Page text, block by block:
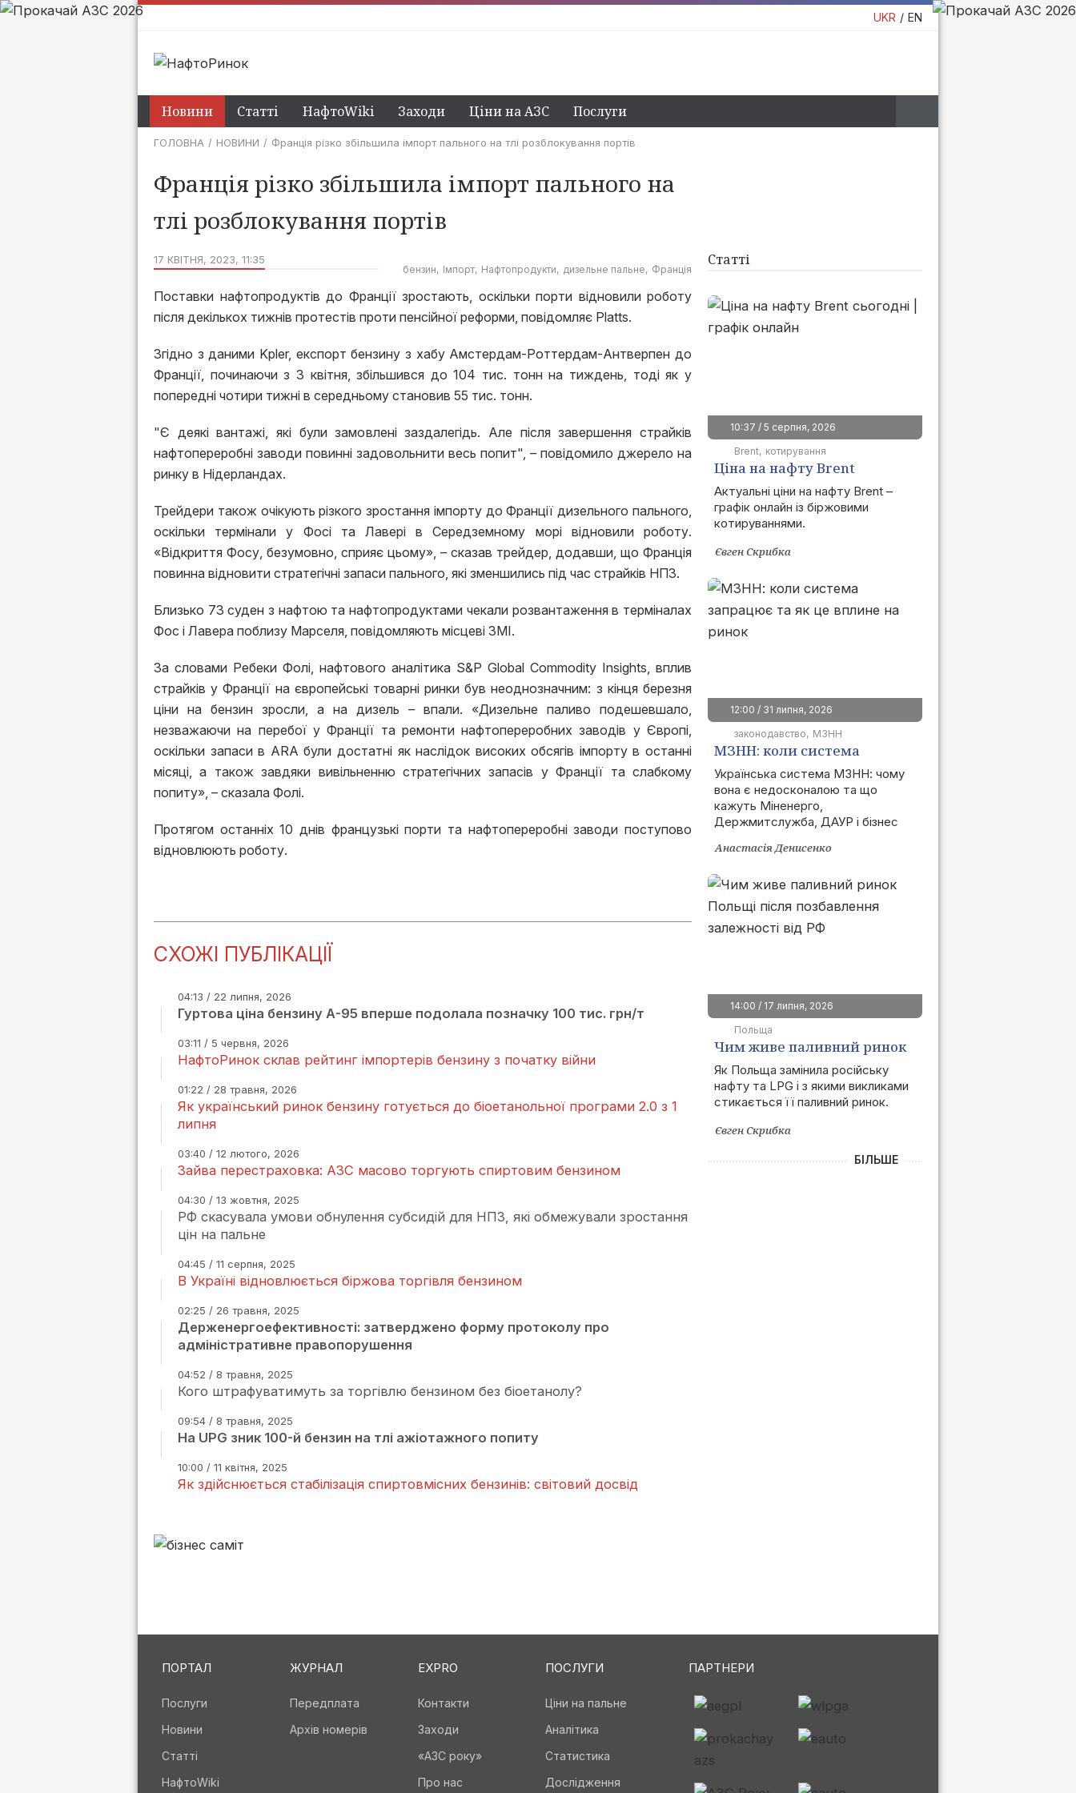
UKR EN
Новини Статті НафтоWiki Заходи Ціни на АЗС Послуги
ГОЛОВНА НОВИНИ Франція різко збільшила імпорт пального на тлі розблокування портів
Франція різко збільшила імпорт пального на
тлі розблокування портів
17 КВІТНЯ, 2023, 11:35
бензин Імпорт Нафтопродукти дизельне пальне Франція
Поставки нафтопродуктів до Франції зростають, оскільки порти відновили роботу
після декількох тижнів протестів проти пенсійної реформи, повідомляє Platts.
Згідно з даними Kpler, експорт бензину з хабу Амстердам-Роттердам-Антверпен до
Франції, починаючи з 3 квітня, збільшився до 104 тис. тонн на тиждень, тоді як у
попередні чотири тижні в середньому становив 55 тис. тонн.
"Є деякі вантажі, які були замовлені заздалегідь. Але після завершення страйків
нафтопереробні заводи повинні задовольнити весь попит", – повідомило джерело на
ринку в Нідерландах.
Трейдери також очікують різкого зростання імпорту до Франції дизельного пального,
оскільки термінали у Фосі та Лавері в Середземному морі відновили роботу.
«Відкриття Фосу, безумовно, сприяє цьому», – сказав трейдер, додавши, що Франція
повинна відновити стратегічні запаси пального, які зменшились під час страйків НПЗ.
Близько 73 суден з нафтою та нафтопродуктами чекали розвантаження в терміналах
Фос і Лавера поблизу Марселя, повідомляють місцеві ЗМІ.
За словами Ребеки Фолі, нафтового аналітика S&P Global Commodity Insights, вплив
страйків у Франції на європейські товарні ринки був неоднозначним: з кінця березня
ціни на бензин зросли, а на дизель – впали. «Дизельне паливо подешевшало,
незважаючи на перебої у Франції та ремонти нафтопереробних заводів у Європі,
оскільки запаси в ARA були достатні як наслідок високих обсягів імпорту в останні
місяці, а також завдяки вивільненню стратегічних запасів у Франції та слабкому
попиту», – сказала Фолі.
Протягом останніх 10 днів французькі порти та нафтопереробні заводи поступово
відновлюють роботу.
СХОЖІ ПУБЛІКАЦІЇ
04:13 / 22 липня, 2026
Гуртова ціна бензину А-95 вперше подолала позначку 100 тис. грн/т
03:11 / 5 червня, 2026
НафтоРинок склав рейтинг імпортерів бензину з початку війни
01:22 / 28 травня, 2026
Як український ринок бензину готується до біоетанольної програми 2.0 з 1
липня
03:40 / 12 лютого, 2026
Зайва перестраховка: АЗС масово торгують спиртовим бензином
04:30 / 13 жовтня, 2025
РФ скасувала умови обнулення субсидій для НПЗ, які обмежували зростання
цін на пальне
04:45 / 11 серпня, 2025
В Україні відновлюється біржова торгівля бензином
02:25 / 26 травня, 2025
Держенергоефективності: затверджено форму протоколу про
адміністративне правопорушення
04:52 / 8 травня, 2025
Кого штрафуватимуть за торгівлю бензином без біоетанолу?
09:54 / 8 травня, 2025
На UPG зник 100-й бензин на тлі ажіотажного попиту
10:00 / 11 квітня, 2025
Як здійснюється стабілізація спиртовмісних бензинів: світовий досвід
Статті
10:37 / 5 серпня, 2026
Brent котирування
Ціна на нафту Brent
сьогодні | графік онлайн
Актуальні ціни на нафту Brent –
графік онлайн із біржовими
котируваннями.
Євген Скрибка
12:00 / 31 липня, 2026
законодавство
МЗНН
МЗНН: коли система
запрацює та як це вплине
на ринок
Українська система МЗНН: чому
вона є недосконалою та що
кажуть Міненерго,
Держмитслужба, ДАУР і бізнес
Анастасія Денисенко
14:00 / 17 липня, 2026
Польща
Чим живе паливний ринок
Польщі після позбавлення
залежності від РФ
Як Польща замінила російську
нафту та LPG і з якими викликами
стикається її паливний ринок.
Євген Скрибка
БІЛЬШЕ
ПОРТАЛ
Послуги
Новини
Статті
НафтоWiki
ЖУРНАЛ
Передплата
Архів номерів
EXPRO
Контакти
Заходи
«АЗС року»
Про нас
ПОСЛУГИ
Ціни на пальне
Аналітика
Статистика
Дослідження
ПАРТНЕРИ